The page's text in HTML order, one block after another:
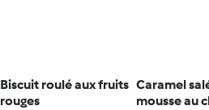
Biscuit roulé aux fruits
rouges
Caramel
mousse au